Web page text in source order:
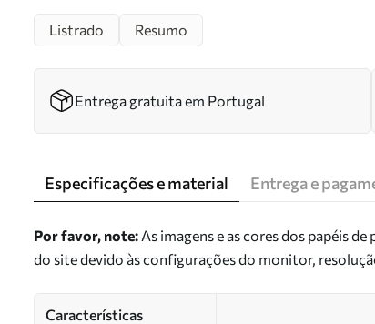
Listrado Resumo
Entrega gratuita em Portugal
Especificações e material Entrega e
Por favor, note: As imagens e as cores dos papéis
do site devido às configurações do monitor,
Características